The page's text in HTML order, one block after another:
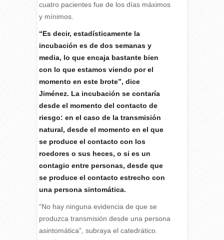
cuatro pacientes fue de los días máximos
y mínimos.
“Es decir, estadísticamente la
incubación es de dos semanas y
media, lo que encaja bastante bien
con lo que estamos viendo por el
momento en este brote”, dice
Jiménez. La incubación se contaría
desde el momento del contacto de
riesgo: en el caso de la transmisión
natural, desde el momento en el que
se produce el contacto con los
roedores o sus heces, o si es un
contagio entre personas, desde que
se produce el contacto estrecho con
una persona sintomática.
“No hay ninguna evidencia de que se
produzca transmisión desde una persona
asintomática”, subraya el catedrático.